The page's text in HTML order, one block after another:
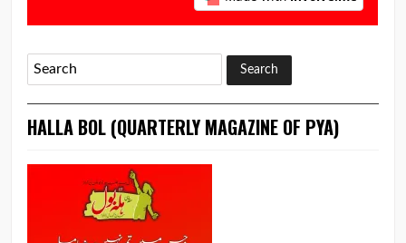
HALLA BOL (QUARTERLY MAGAZINE OF PYA)